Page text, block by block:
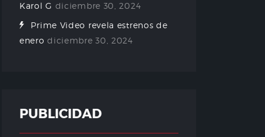
Karol G diciembre 30, 2024
Prime Video revela estrenos de
enero diciembre 30, 2024
PUBLICIDAD